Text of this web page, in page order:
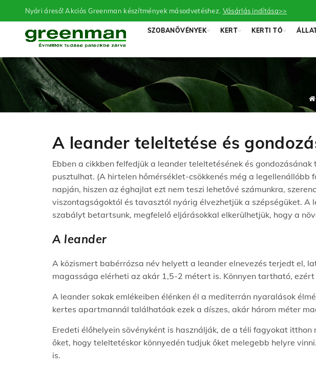
Nyári áreső! Akciós Greenman készítmények másodvetéshez. Vásárlás indítása>>
SZOBANÖVÉNYEK KERT KERTI TÓ
A leander teleltetése és
Ebben a cikkben felfedjük a leander teleltetésének és
pusztulhat. (A hirtelen hőmérséklet-csökkenés még a
napján, hiszen az éghajlat ezt nem teszi lehetővé számunkra,
viszontagságoktól és tavasztól nyárig élvezhetjük a szépségüket.
szabályt betartsunk, megfelelő eljárásokkal elkerülhetjük, hogy a
A leander
A közismert babérrózsa név helyett a leander elnevezés terjedt el,
magassága elérheti az akár 1,5-2 métert is. Könnyen tartható,
A leander sokak emlékeiben élénken él a mediterrán nyaralások
kertes apartmannál találhatóak ezek a díszes, akár három méter
Eredeti élőhelyein sövényként is használják, de a téli fagyokat
őket, hogy teleltetéskor könnyedén tudjuk őket melegebb helyre
is.